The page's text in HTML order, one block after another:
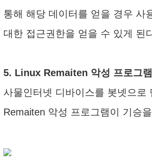
통해 해당 데이터를 얻을 경우 사
대한 접근권한을 얻을 수 있게 된
5. Linux Remaiten 악성 프로그
사물인터넷 디바이스를 봇넷으로
Remaiten 악성 프로그램이 기승